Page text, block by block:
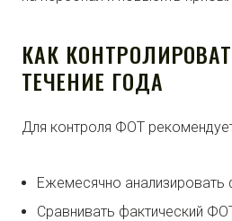
КАК
ТЕЧЕНИЕ ГОДА
Для контроля ФОТ
Ежемесячно анализировать
Сравнивать фактический